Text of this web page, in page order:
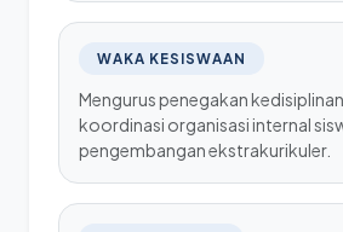
WAKA KESISWAAN
Mengurus penegakan
koordinasi organisasi internal
pengembangan ekstrakurikuler.